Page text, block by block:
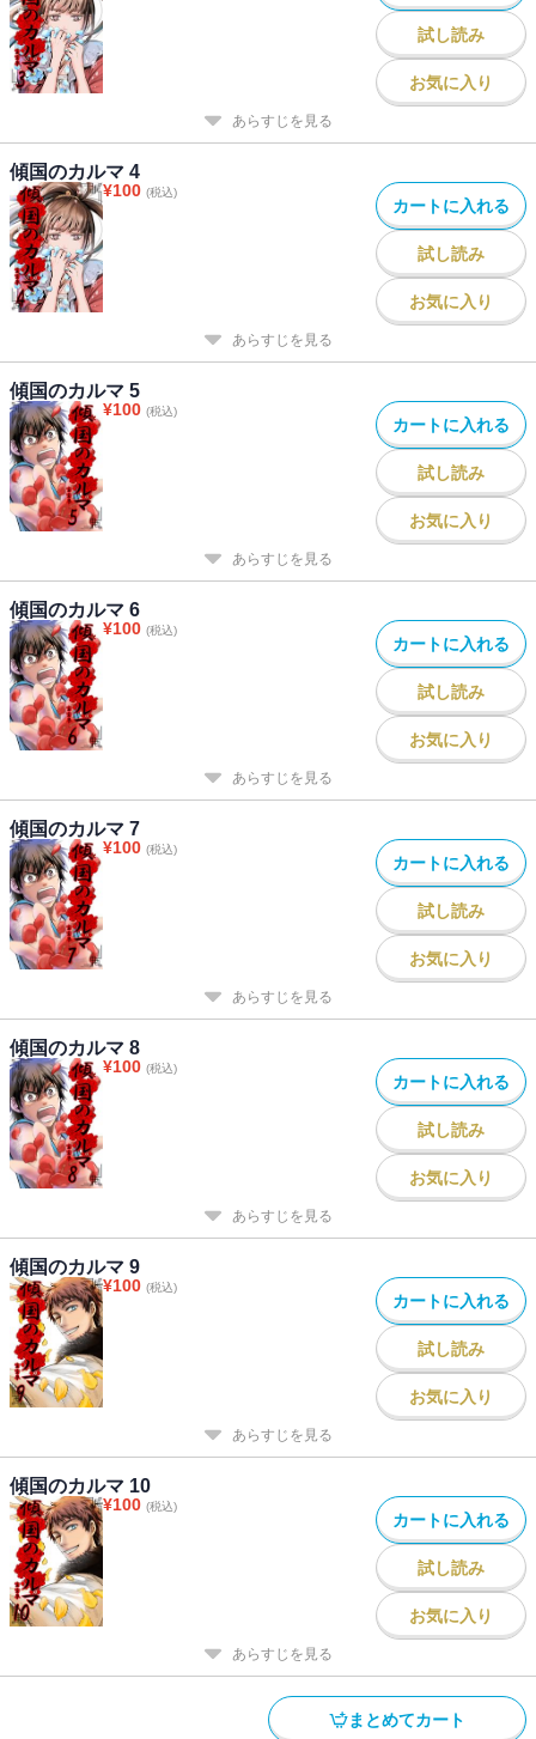
試し読み
お気に入り
あらすじを見る
傾国のカルマ 4
¥100 (税込)
カートに入れる
試し読み
お気に入り
あらすじを見る
傾国のカルマ 5
¥100 (税込)
カートに入れる
試し読み
お気に入り
あらすじを見る
傾国のカルマ 6
¥100 (税込)
カートに入れる
試し読み
お気に入り
あらすじを見る
傾国のカルマ 7
¥100 (税込)
カートに入れる
試し読み
お気に入り
あらすじを見る
傾国のカルマ 8
¥100 (税込)
カートに入れる
試し読み
お気に入り
あらすじを見る
傾国のカルマ 9
¥100 (税込)
カートに入れる
試し読み
お気に入り
あらすじを見る
傾国のカルマ 10
¥100 (税込)
カートに入れる
試し読み
お気に入り
あらすじを見る
まとめてカート